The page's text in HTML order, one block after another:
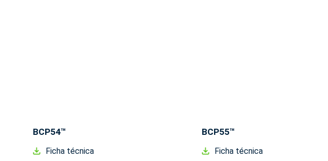
BCP54™
Ficha técnica
BCP55™
Ficha técnica